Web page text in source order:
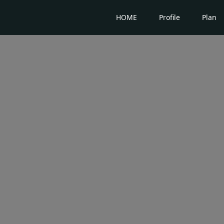
HOME Profile Plan